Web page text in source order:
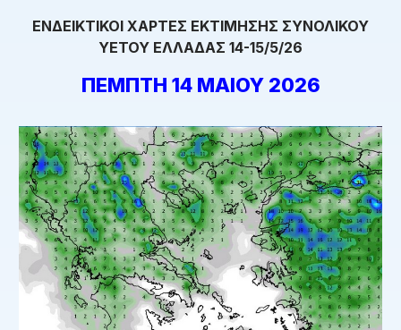
ΕΝΔΕΙΚΤΙΚΟΙ ΧΑΡΤΕΣ ΕΚΤΙΜΗΣΗΣ ΣΥΝΟΛΙΚΟΥ
ΥΕΤΟΥ ΕΛΛΑΔΑΣ 14-15/5/26
ΠΕΜΠΤΗ 14 ΜΑΙΟΥ 2026